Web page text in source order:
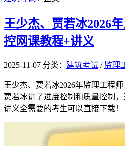
王少杰、贾若冰2026
控网课教程+讲义
2025-11-07 分类： 建筑考试 / 监理
王少杰、贾若冰2026年监理工程
贾若冰讲了进度控制和质量控制
讲义全需要的考生可以直接下载！